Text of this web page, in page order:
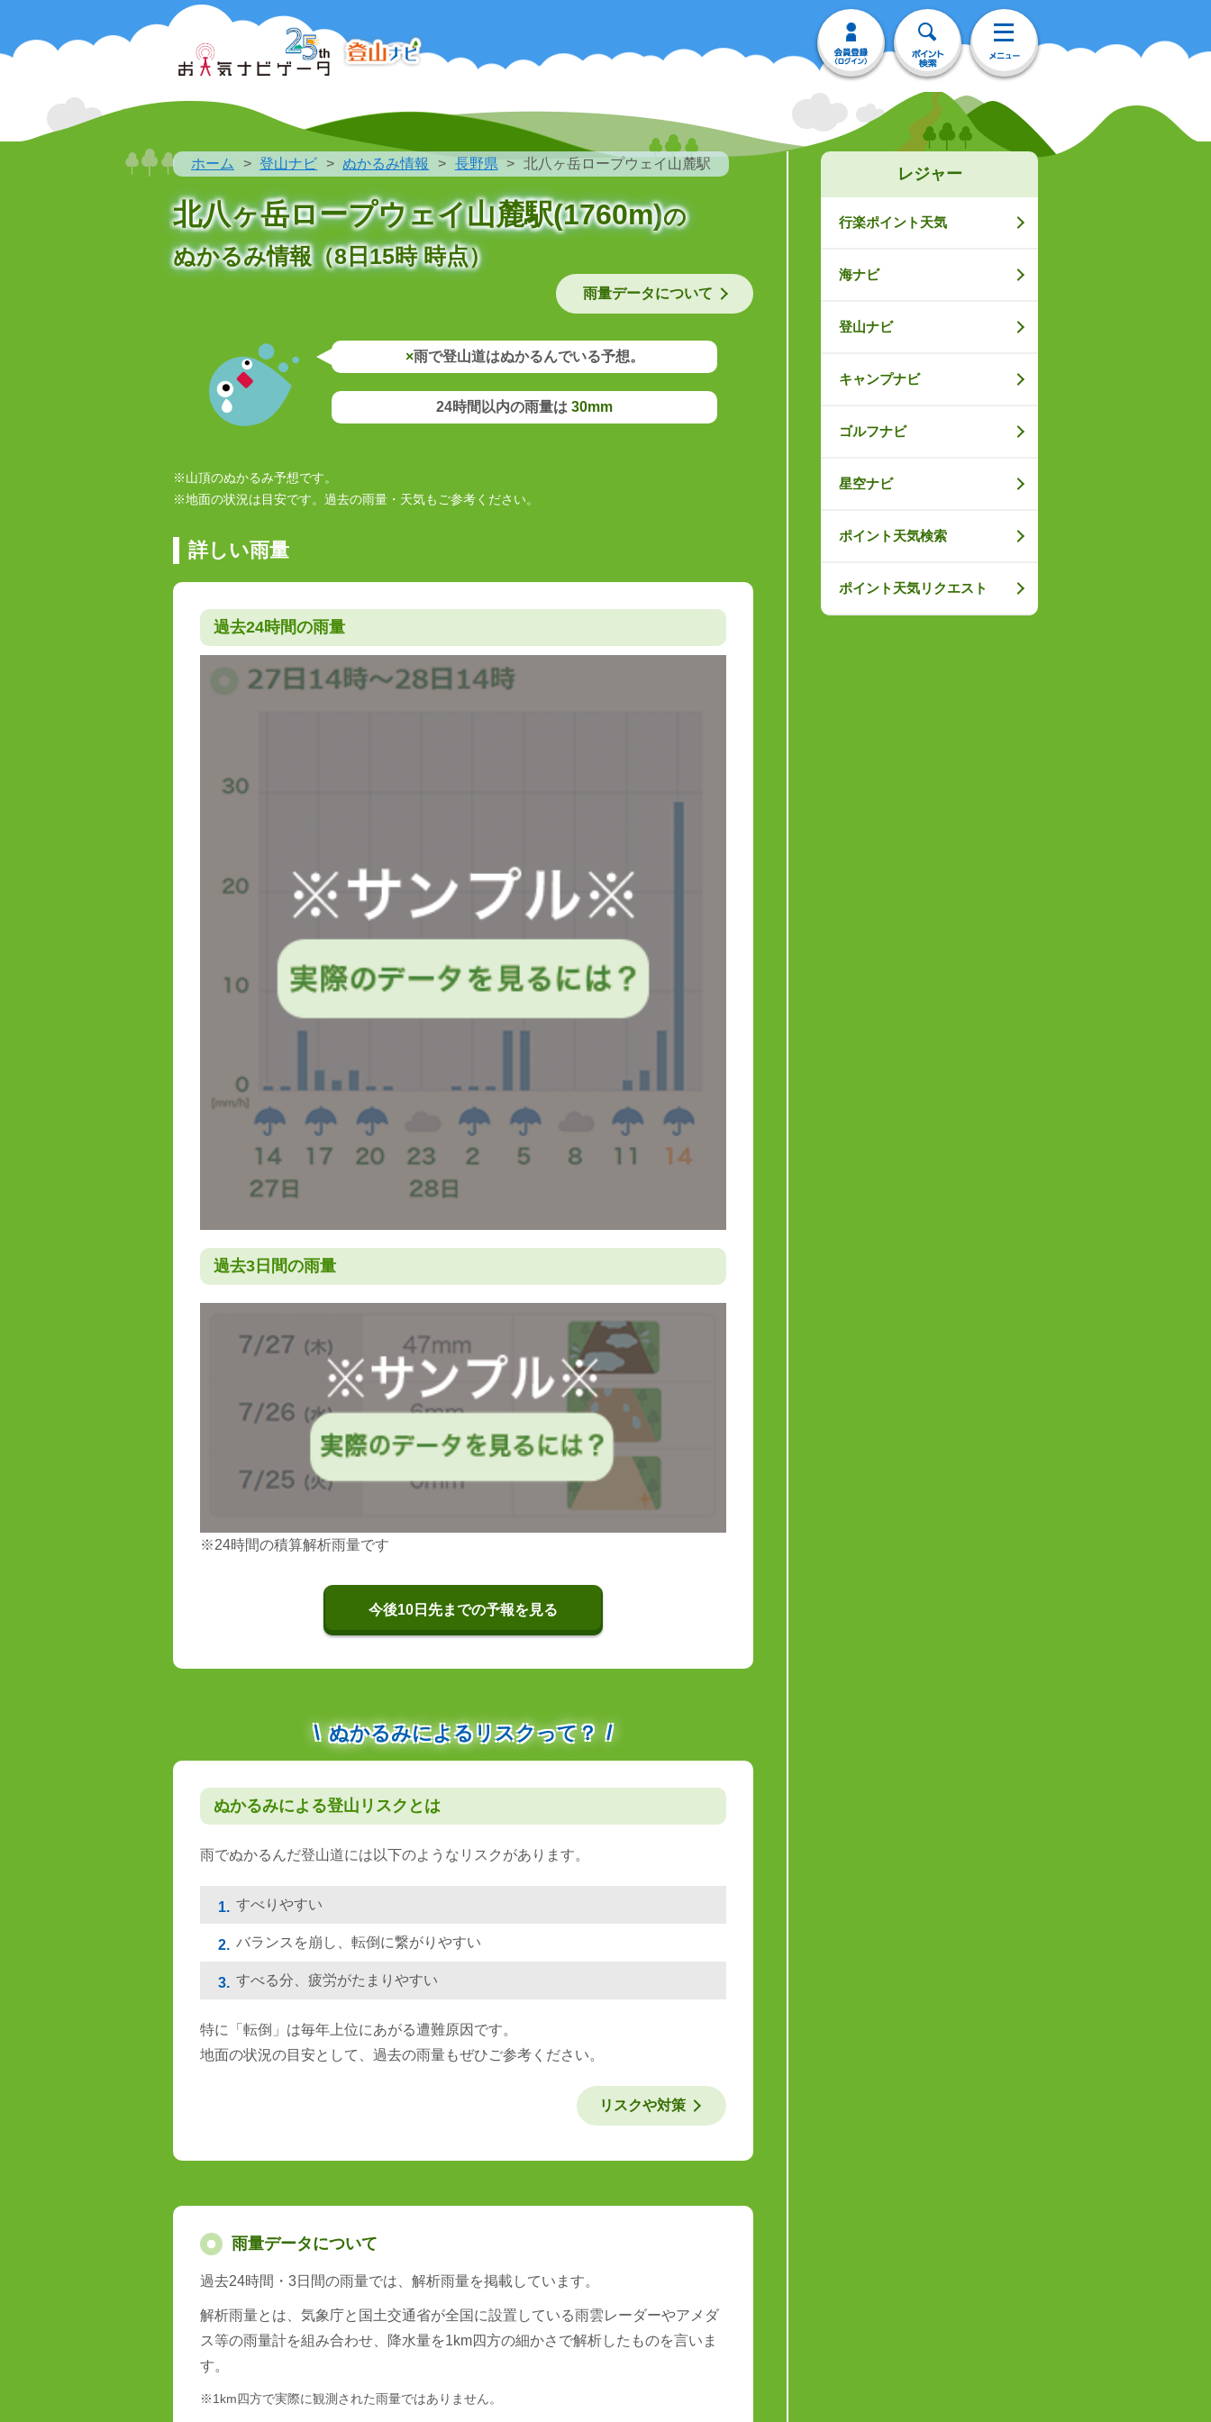
ホーム 登山ナビ ぬかるみ情報 長野県 北八ヶ岳ロープウェイ山麓駅
北八ヶ岳ロープウェイ山麓駅(1760m)の
ぬかるみ情報（8日15時 時点）
雨量データについて
×雨で登山道はぬかるんでいる予想。
24時間以内の雨量は 30mm
※山頂のぬかるみ予想です。
※地面の状況は目安です。過去の雨量・天気もご参考ください。
詳しい雨量
過去24時間の雨量
過去3日間の雨量
※24時間の積算解析雨量です
今後10日先までの予報を見る
ぬかるみによるリスクって？
ぬかるみによる登山リスクとは
雨でぬかるんだ登山道には以下のようなリスクがあります。
1. すべりやすい
2. バランスを崩し、転倒に繋がりやすい
3. すべる分、疲労がたまりやすい
特に「転倒」は毎年上位にあがる遭難原因です。
地面の状況の目安として、過去の雨量もぜひご参考ください。
リスクや対策
雨量データについて
過去24時間・3日間の雨量では、解析雨量を掲載しています。
解析雨量とは、気象庁と国土交通省が全国に設置している雨雲レーダーやアメダ
ス等の雨量計を組み合わせ、降水量を1km四方の細かさで解析したものを言いま
す。
※1km四方で実際に観測された雨量ではありません。
レジャー
行楽ポイント天気
海ナビ
登山ナビ
キャンプナビ
ゴルフナビ
星空ナビ
ポイント天気検索
ポイント天気リクエスト